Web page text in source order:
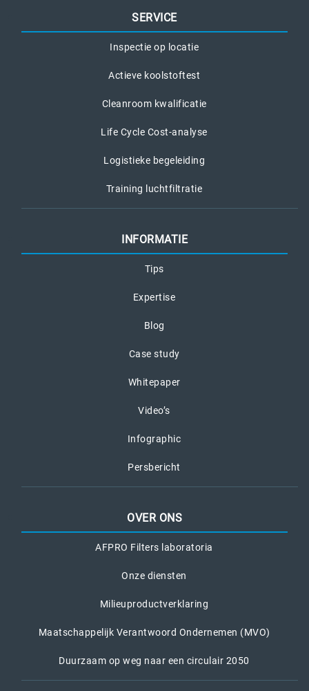
SERVICE
Inspectie op locatie
Actieve koolstoftest
Cleanroom kwalificatie
Life Cycle Cost-analyse
Logistieke begeleiding
Training luchtfiltratie
INFORMATIE
Tips
Expertise
Blog
Case study
Whitepaper
Video’s
Infographic
Persbericht
OVER ONS
AFPRO Filters laboratoria
Onze diensten
Milieuproductverklaring
Maatschappelijk Verantwoord Ondernemen (MVO)
Duurzaam op weg naar een circulair 2050